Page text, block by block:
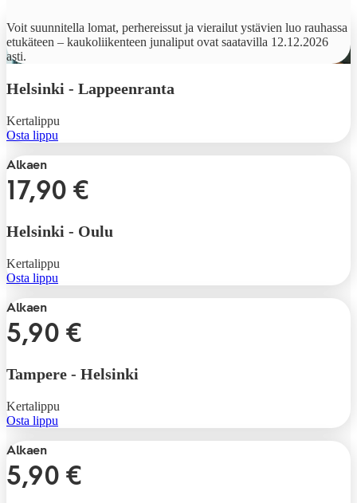
Voit suunnitella lomat, perhereissut ja vierailut ystävien luo rauhassa
etukäteen – kaukoliikenteen junaliput ovat saatavilla 12.12.2026
asti.
Alkaen
9,90 €
Helsinki - Lappeenranta
Kertalippu
Osta lippu
Alkaen
17,90 €
Helsinki - Oulu
Kertalippu
Osta lippu
Alkaen
5,90 €
Tampere - Helsinki
Kertalippu
Osta lippu
Alkaen
5,90 €